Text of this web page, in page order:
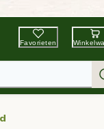
& Dier
Favorieten